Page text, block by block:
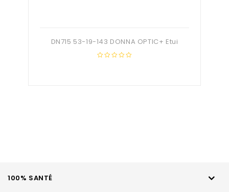
DN715 53-19-143 DONNA OPTIC+ Etui
100% SANTÉ